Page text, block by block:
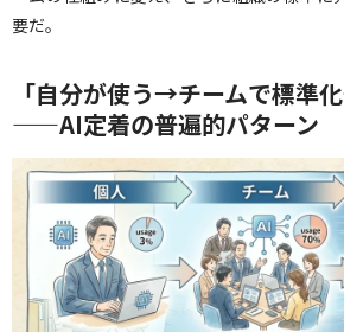
要だ。
「自分が使う→チームで標準
——AI定着の普遍的パターン